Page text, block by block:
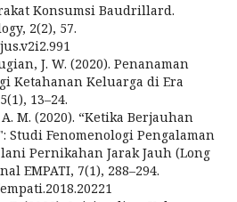
Konsumsi Baudrillard.
2(2), 57.
J. W. (2020). Penanaman
Ketahanan Keluarga di Era
13–24.
M. (2020). “Ketika Berjauhan
Studi Fenomenologi Pengalaman
Pernikahan Jarak Jauh (Long
EMPATI, 7(1), 288–294.